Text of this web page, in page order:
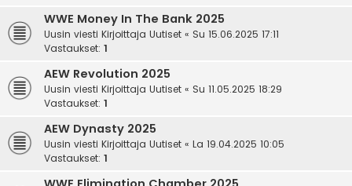
WWE Money In The Bank 2025
Uusin viesti Kirjoittaja Uutiset « Su 15.06.2025 17:11
Vastaukset: 1
AEW Revolution 2025
Uusin viesti Kirjoittaja Uutiset « Su 11.05.2025 18:29
Vastaukset: 1
AEW Dynasty 2025
Uusin viesti Kirjoittaja Uutiset « La 19.04.2025 10:05
Vastaukset: 1